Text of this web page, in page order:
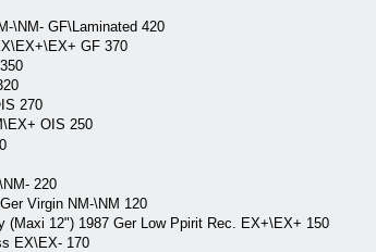
\NM- GF\Laminated 420
GF 370
270
OIS 250
220
Virgin NM-\NM 120
12") 1987 Ger Low Ppirit Rec. EX+\EX+ 150
EX\EX- 170